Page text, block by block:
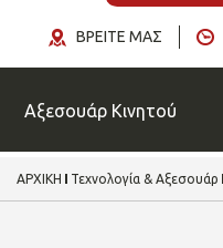
ΒΡΕΙΤΕ ΜΑΣ
Αξεσουάρ Κινητού
ΑΡΧΙΚΗ Τεχνολογία & Αξεσουάρ